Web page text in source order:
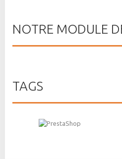
NOTRE MODULE
TAGS